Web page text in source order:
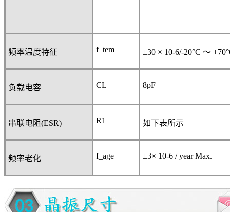
频率温度特征 f_tem ±30 × 10-6/-20°C ～
负载电容 CL 8pF
串联电阻(ESR) R1 如下表所示
频率老化 f_age ±3× 10-6 / year Max.